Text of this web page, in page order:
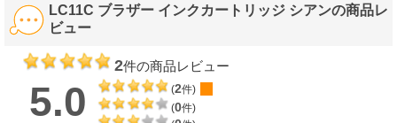
LC11C ブラザー インクカートリッジ シアンの商品レ
ビュー
2件の商品レビュー
5.0 (2件)
(0件)